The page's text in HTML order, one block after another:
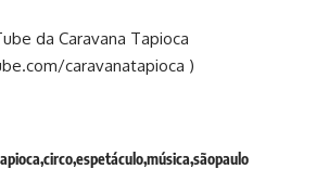
da Caravana Tapioca
caravanatapioca )
circoespetáculomúsica sãopaulo